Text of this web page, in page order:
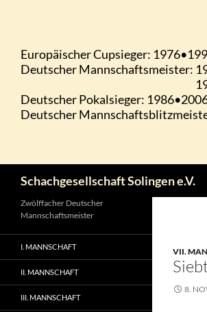
Schachgesellschaft Solingen e.V.
VII.
8.
Zwölffacher Deutscher
Mannschaftsmeister
I. MANNSCHAFT
II. MANNSCHAFT
III. MANNSCHAFT